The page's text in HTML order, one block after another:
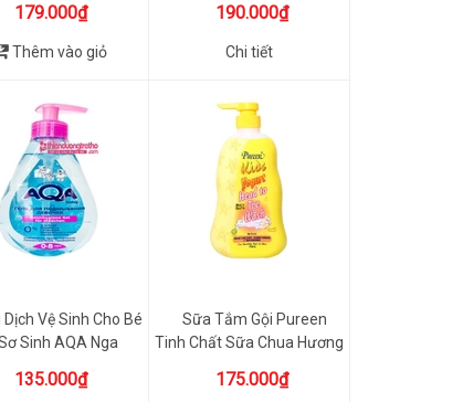
179.000₫
Thêm vào giỏ
190.000₫
Chi tiết
Dịch Vệ Sinh Cho Bé
Sinh AQA Nga
135.000₫
Sữa Tắm Gội Pureen
Tinh Chất Sữa Chua Hương
175.000₫